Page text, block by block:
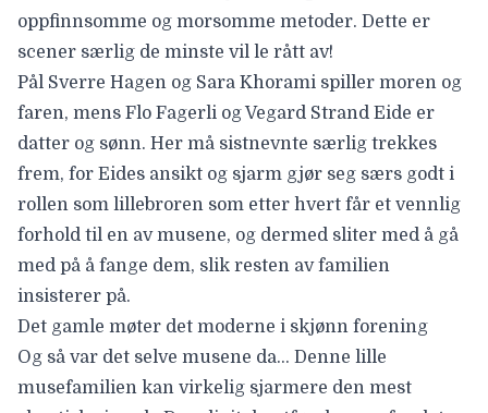
oppfinnsomme og morsomme metoder. Dette er
scener særlig de minste vil le rått av!
Pål Sverre Hagen og Sara Khorami spiller moren og
faren, mens Flo Fagerli og Vegard Strand Eide er
datter og sønn. Her må sistnevnte særlig trekkes
frem, for Eides ansikt og sjarm gjør seg særs godt i
rollen som lillebroren som etter hvert får et vennlig
forhold til en av musene, og dermed sliter med å gå
med på å fange dem, slik resten av familien
insisterer på.
Det gamle møter det moderne i skjønn forening
Og så var det selve musene da… Denne lille
musefamilien kan virkelig sjarmere den mest